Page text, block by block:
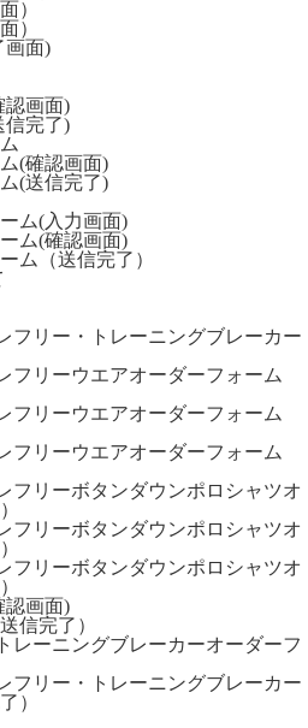
）
）
画面)
認画面)
信完了)
(確認画面)
(送信完了)
ム(入力画面)
ム(確認画面)
ム（送信完了）
フリー・トレーニングブレーカー
フリーウエアオーダーフォーム
フリーウエアオーダーフォーム
フリーウエアオーダーフォーム
フリーボタンダウンポロシャツオ
フリーボタンダウンポロシャツオ
フリーボタンダウンポロシャツオ
認画面)
信完了）
レーニングブレーカーオーダーフ
フリー・トレーニングブレーカー
）